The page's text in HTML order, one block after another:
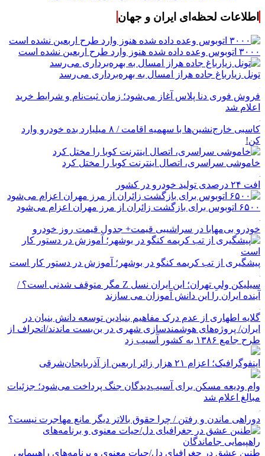
اطلاعات لحظه‌ای ایران و جهان
۳۰۰۰ اتوبوس وعده داده شده هنوز وارد طرح اربعین نشده است
تونل زیارباغ جاده هراز امسال به بهره‌برداری می‌رسد
فروش فوری دنا پلاس آغاز می‌شود؛ زمان ثبت‌نام و شرایط خرید
اعلام شد
کاسبی خارج‌نشین‌ها با سهمیه اقامت / ۸ میلیارد بده خودرو وارد
کن!
خاموشی سراسری، اتصال اینترنت کوبا را مختل کرد
افت ۲۴ درصدی تولید خودرو در کشور
۶۵۰۰ اتوبوس برای بازگشت زائران از مرز مهران اعزام می‌شود
خودرو بی‌مهابا در سراشیبی قیمت+ جدول قیمت روز خودرو
پیشگیری از تب کریمه کنگو در بوشهر؛ آموزش در دستور کار است
سیلیکن ولیِ تهران؛ این ایران نسل Z مگر متوقف شدنی است؟ /
آینده ایران را این دانش آموزان می سازند
گلایه اطهاری از عدم درک مفاهیم بنیادین توسعه دانش بنیان در
ایران/ پروژه‌های هوشمندسازی شهری در بن‌بست ماندند/انحراف از
طرح جامع ۱۳۸۶ به کشور آسیب زد
اینفوگرافیک؛ اعزام ۲۱ هزار زائر اربعین از آذربایجان‌شرقی
وام ودیعه مسکن برای آسیب‌دیدگان جنگ پرداخت می‌شود؛ جزئیات
مبالغ اعلام شد
دوراهی ماندن و رفتن / چرا حقوق بالاتر دیگر مانع مهاجرت نیست؟
طنین عشق در جغرافیای دل/حیات معنوی و برنامه‌های راهپیمایی